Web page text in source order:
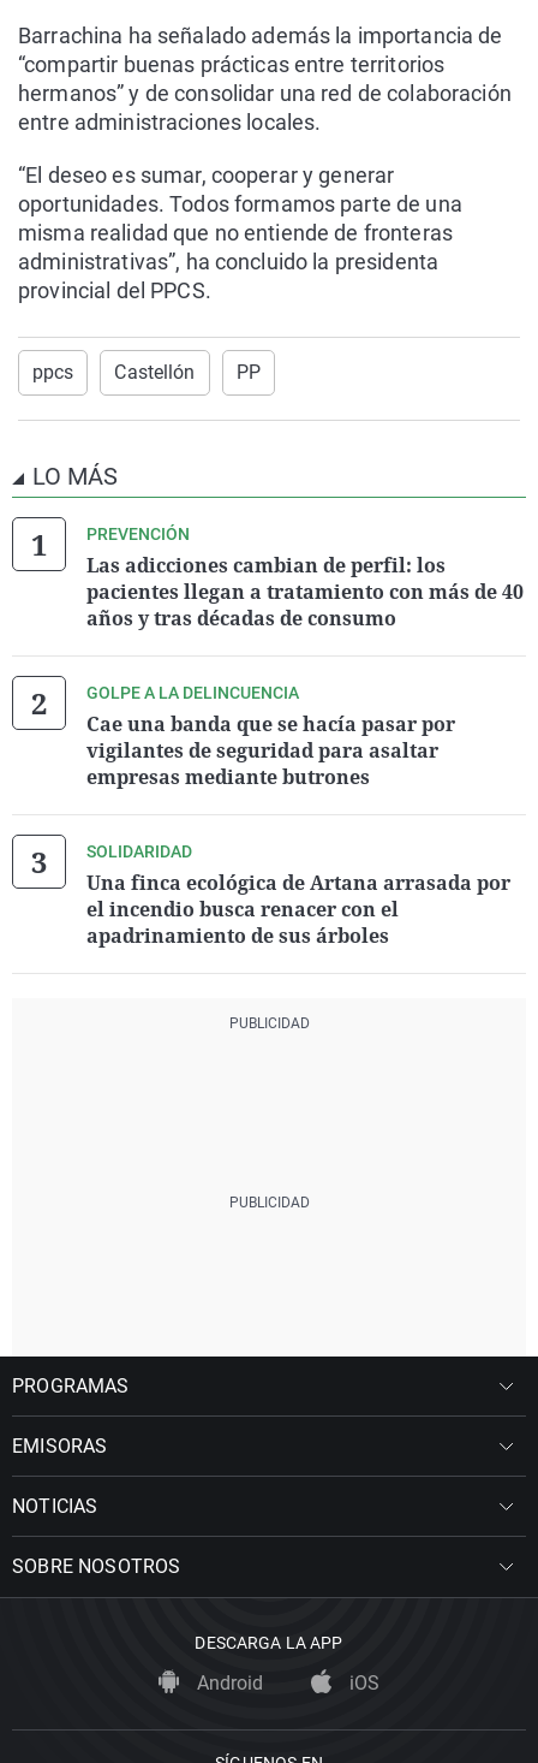
Barrachina ha señalado además la importancia de
“compartir buenas prácticas entre territorios
hermanos” y de consolidar una red de colaboración
entre administraciones locales.
“El deseo es sumar, cooperar y generar
oportunidades. Todos formamos parte de una
misma realidad que no entiende de fronteras
administrativas”, ha concluido la presidenta
provincial del PPCS.
ppcs Castellón PP
LO MÁS
PREVENCIÓN
Las adicciones cambian de perfil: los
pacientes llegan a tratamiento con más de 40
años y tras décadas de consumo
GOLPE A LA DELINCUENCIA
Cae una banda que se hacía pasar por
vigilantes de seguridad para asaltar
empresas mediante butrones
SOLIDARIDAD
Una finca ecológica de Artana arrasada por
el incendio busca renacer con el
apadrinamiento de sus árboles
PROGRAMAS
EMISORAS
NOTICIAS
SOBRE NOSOTROS
DESCARGA LA APP
Android iOS